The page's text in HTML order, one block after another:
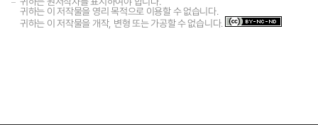
귀하는 이 저작물을 영리 목적으로 이용할 수 없습니다.
귀하는 이 저작물을 개작, 변형 또는 가공할 수 없습니다.